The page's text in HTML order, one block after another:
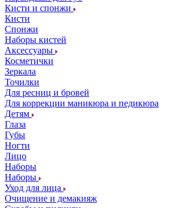
Кисти и спонжи
Кисти
Спонжи
Наборы кистей
Аксессуары
Косметички
Зеркала
Точилки
Для ресниц и бровей
Для коррекции маникюра и педикюра
Детям
Глаза
Губы
Ногти
Лицо
Наборы
Наборы
Уход для лица
Очищение и демакияж